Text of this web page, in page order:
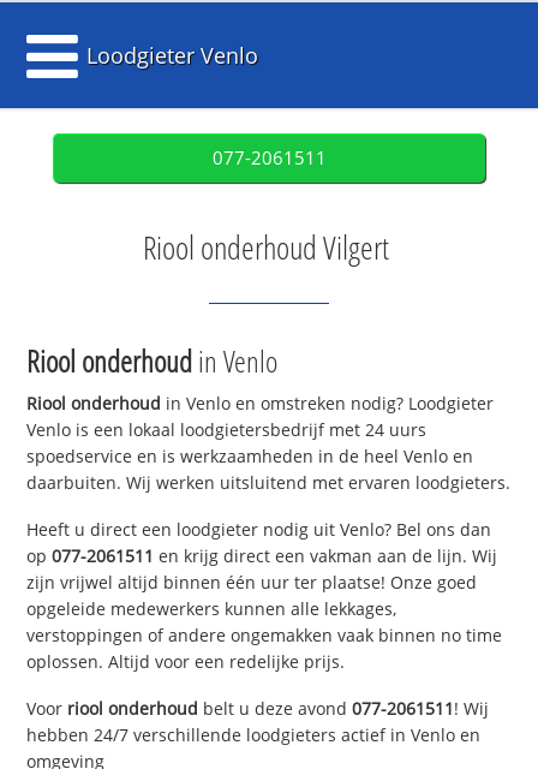
Loodgieter Venlo
077-2061511
Riool onderhoud Vilgert
Riool onderhoudin Venlo
Riool onderhoud in Venlo en omstreken nodig? Loodgieter
Venlo is een lokaal loodgietersbedrijf met 24 uurs
spoedservice en is werkzaamheden in de heel Venlo en
daarbuiten. Wij werken uitsluitend met ervaren loodgieters.
Heeft u direct een loodgieter nodig uit Venlo? Bel ons dan
op077-2061511 en krijg direct een vakman aan de lijn. Wij
zijn vrijwel altijd binnen één uur ter plaatse! Onze goed
opgeleide medewerkers kunnen alle lekkages,
verstoppingen of andere ongemakken vaak binnen no time
oplossen. Altijd voor een redelijke prijs.
Voor riool onderhoud belt u deze avond077-2061511! Wij
hebben 24/7 verschillende loodgieters actief in Venlo en
omgeving